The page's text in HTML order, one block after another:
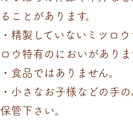
ることがあります。
・精製していないミツロ
ロウ特有のにおいがありま
・食品ではありません。
・小さなお子様などの手
保管下さい。